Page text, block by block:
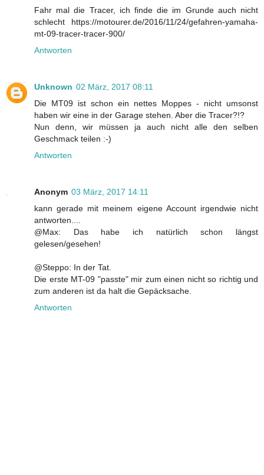
Fahr mal die Tracer, ich finde die im Grunde auch nicht
schlecht https://motourer.de/2016/11/24/gefahren-yamaha-
mt-09-tracer-tracer-900/
Antworten
Unknown 02 März, 2017 08:11
Die MT09 ist schon ein nettes Moppes - nicht umsonst
haben wir eine in der Garage stehen. Aber die Tracer?!?
Nun denn, wir müssen ja auch nicht alle den selben
Geschmack teilen :-)
Antworten
Anonym 03 März, 2017 14:11
kann gerade mit meinem eigene Account irgendwie nicht
antworten....
@Max: Das habe ich natürlich schon längst
gelesen/gesehen!
@Steppo: In der Tat.
Die erste MT-09 "passte" mir zum einen nicht so richtig und
zum anderen ist da halt die Gepäcksache.
Antworten